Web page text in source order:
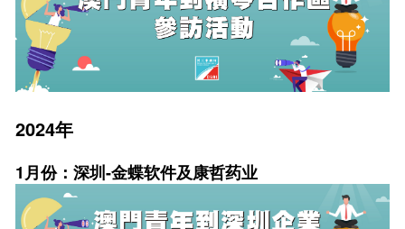
2024年
1月份：深圳-金蝶软件及康哲药业